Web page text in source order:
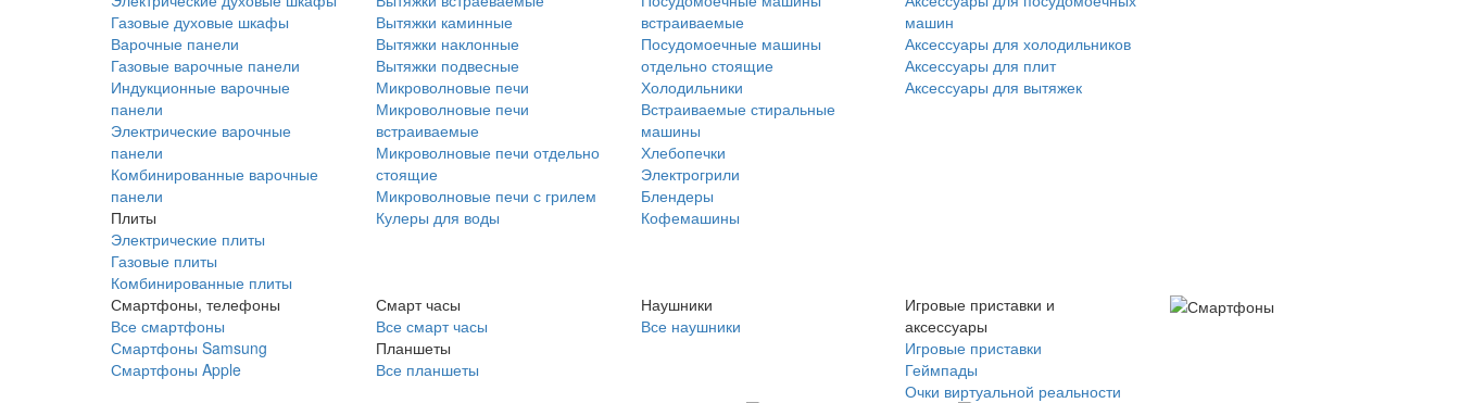
Газовые духовые шкафы
Варочные панели
Газовые варочные панели
Индукционные варочные
панели
Электрические варочные
панели
Комбинированные варочные
панели
Плиты
Электрические плиты
Газовые плиты
Комбинированные плиты
Вытяжки каминные
Вытяжки наклонные
Вытяжки подвесные
Микроволновые печи
Микроволновые печи
встраиваемые
Микроволновые печи отдельно
стоящие
Микроволновые печи с грилем
Кулеры для воды
встраиваемые
Посудомоечные машины
отдельно стоящие
Холодильники
Встраиваемые стиральные
машины
Хлебопечки
Электрогрили
Блендеры
Кофемашины
машин
Аксессуары для холодильников
Аксессуары для плит
Аксессуары для вытяжек
Смартфоны, телефоны
Все смартфоны
Смартфоны Samsung
Смартфоны Apple
Смарт часы
Все смарт часы
Планшеты
Все планшеты
Наушники
Все наушники
Игровые приставки и
аксессуары
Игровые приставки
Геймпады
Очки виртуальной реальности